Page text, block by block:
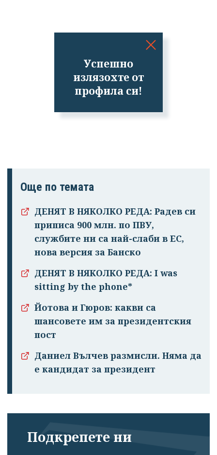
Успешно
излязохте от
профила си!
Още по темата
ДЕНЯТ В НЯКОЛКО РЕДА: Радев си
приписа 900 млн. по ПВУ,
службите ни са най-слаби в ЕС,
нова версия за Банско
ДЕНЯТ В НЯКОЛКО РЕДА: I was
sitting by the phone*
Йотова и Гюров: какви са
шансовете им за президентския
пост
Даниел Вълчев размисли. Няма да
е кандидат за президент
Подкрепете ни